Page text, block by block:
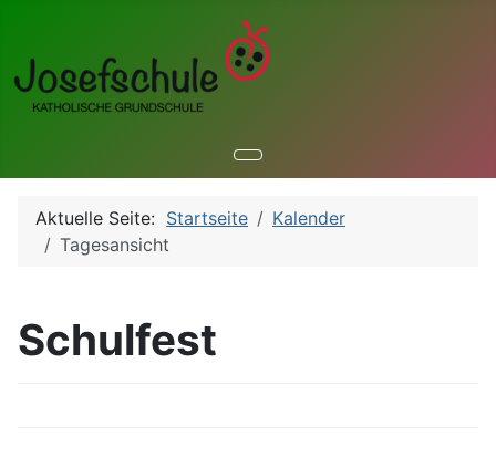
Aktuelle Seite: Startseite
Kalender
Tagesansicht
Schulfest